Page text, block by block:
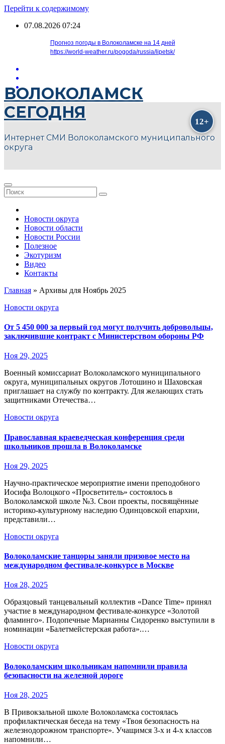
Перейти к содержимому
07.08.2026 07:24
Прогноз погоды в Волоколамске на 14 дней
https://world-weather.ru/pogoda/russia/lipetsk/
ВОЛОКОЛАМСК
СЕГОДНЯ
Интернет СМИ Волоколамского муниципального
округа
Новости округа
Новости области
Новости России
Полезное
Экотуризм
Видео
Контакты
Главная » Архивы для Ноябрь 2025
Новости округа
От 5 450 000 за первый год могут получить добровольцы,
заключившие контракт с Министерством обороны РФ
Ноя 29, 2025
Военный комиссариат Волоколамского муниципального
округа, муниципальных округов Лотошино и Шаховская
приглашает на службу по контракту. Для желающих стать
защитниками Отечества…
Новости округа
Православная краеведческая конференция среди
школьников прошла в Волоколамске
Ноя 29, 2025
Научно-практическое мероприятие имени преподобного
Иосифа Волоцкого «Просветитель» состоялось в
Волоколамской школе №3. Свои проекты, посвящённые
историко-культурному наследию Одинцовской епархии,
представили…
Новости округа
Волоколамские танцоры заняли призовое место на
международном фестивале-конкурсе в Москве
Ноя 28, 2025
Образцовый танцевальный коллектив «Dance Time» принял
участие в международном фестивале-конкурсе «Золотой
фламинго». Подопечные Марианны Сидоренко выступили в
номинации «Балетмейстерская работа».…
Новости округа
Волоколамским школьникам напомнили правила
безопасности на железной дороге
Ноя 28, 2025
В Привокзальной школе Волоколамска состоялась
профилактическая беседа на тему «Твоя безопасность на
железнодорожном транспорте». Учащимся 3-х и 4-х классов
напомнили…